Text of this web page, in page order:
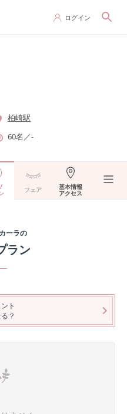
ログイン
柏崎駅
60名 ／-
フェア 基本情報
アクセス
ーラの
ラン
ト
？